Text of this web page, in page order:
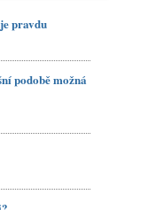
pravdu
podobě možná